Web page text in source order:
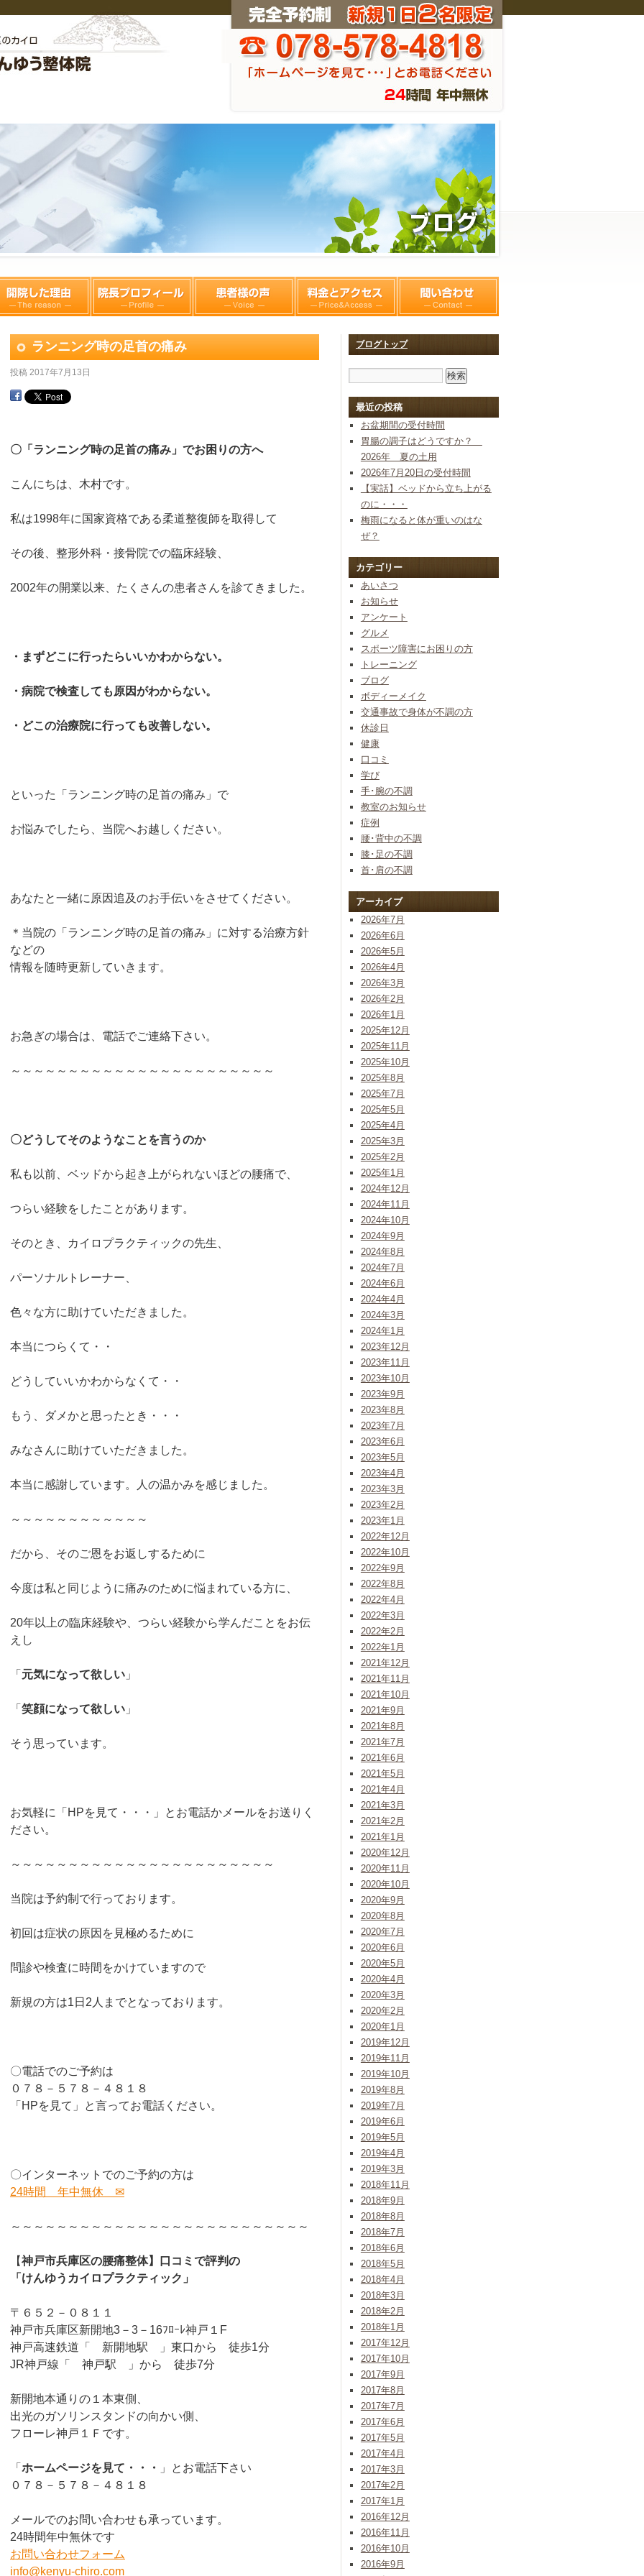
ブログトップ
最近の投稿
お盆期間の受付時間
胃腸の調子はどうですか？
2026年 夏の土用
2026年7月20日の受付時間
【実話】ベッドから立ち上がる
のに・・・
梅雨になると体が重いのはな
ぜ？
カテゴリー
あいさつ
お知らせ
アンケート
グルメ
スポーツ障害にお困りの方
トレーニング
ブログ
ボディーメイク
交通事故で身体が不調の方
休診日
健康
口コミ
学び
手･腕の不調
教室のお知らせ
症例
腰･背中の不調
膝･足の不調
首･肩の不調
アーカイブ
2026年7月
2026年6月
2026年5月
2026年4月
2026年3月
2026年2月
2026年1月
2025年12月
2025年11月
2025年10月
2025年8月
2025年7月
2025年5月
2025年4月
2025年3月
2025年2月
2025年1月
2024年12月
2024年11月
2024年10月
2024年9月
2024年8月
2024年7月
2024年6月
2024年4月
2024年3月
2024年1月
2023年12月
2023年11月
2023年10月
2023年9月
2023年8月
2023年7月
2023年6月
2023年5月
2023年4月
2023年3月
2023年2月
2023年1月
2022年12月
2022年10月
2022年9月
2022年8月
2022年4月
2022年3月
2022年2月
2022年1月
2021年12月
2021年11月
2021年10月
2021年9月
2021年8月
2021年7月
2021年6月
2021年5月
2021年4月
2021年3月
2021年2月
2021年1月
2020年12月
2020年11月
2020年10月
2020年9月
2020年8月
2020年7月
2020年6月
2020年5月
2020年4月
2020年3月
2020年2月
2020年1月
2019年12月
2019年11月
2019年10月
2019年8月
2019年7月
2019年6月
2019年5月
2019年4月
2019年3月
2018年11月
2018年9月
2018年8月
2018年7月
2018年6月
2018年5月
2018年4月
2018年3月
2018年2月
2018年1月
2017年12月
2017年10月
2017年9月
2017年8月
2017年7月
2017年6月
2017年5月
2017年4月
2017年3月
2017年2月
2017年1月
2016年12月
2016年11月
2016年10月
2016年9月
ランニング時の足首の痛み
投稿 2017年7月13日
〇「ランニング時の足首の痛み」でお困りの方へ
こんにちは、木村です。
私は1998年に国家資格である柔道整復師を取得して
その後、整形外科・接骨院での臨床経験、
2002年の開業以来、たくさんの患者さんを診てきました。
・まずどこに行ったらいいかわからない。
・病院で検査しても原因がわからない。
・どこの治療院に行っても改善しない。
といった「ランニング時の足首の痛み」で
お悩みでしたら、当院へお越しください。
あなたと一緒に原因追及のお手伝いをさせてください。
＊当院の「ランニング時の足首の痛み」に対する治療方針
などの
情報を随時更新していきます。
お急ぎの場合は、電話でご連絡下さい。
～～～～～～～～～～～～～～～～～～～～～～～
〇どうしてそのようなことを言うのか
私も以前、ベッドから起き上がられないほどの腰痛で、
つらい経験をしたことがあります。
そのとき、カイロプラクティックの先生、
パーソナルトレーナー、
色々な方に助けていただきました。
本当につらくて・・
どうしていいかわからなくて・・
もう、ダメかと思ったとき・・・
みなさんに助けていただきました。
本当に感謝しています。人の温かみを感じました。
～～～～～～～～～～～～
だから、そのご恩をお返しするために
今度は私と同じように痛みのために悩まれている方に、
20年以上の臨床経験や、つらい経験から学んだことをお伝
えし
「 元気になって欲しい 」
「 笑顔になって欲しい 」
そう思っています。
お気軽に「HPを見て・・・」とお電話かメールをお送りく
ださい。
～～～～～～～～～～～～～～～～～～～～～～～
当院は予約制で行っております。
初回は症状の原因を見極めるために
問診や検査に時間をかけていますので
新規の方は1日2人までとなっております。
〇電話でのご予約は
０７８－５７８－４８１８
「HPを見て」と言ってお電話ください。
〇インターネットでのご予約の方は
24時間 年中無休 ✉
～～～～～～～～～～～～～～～～～～～～～～～～～～
【神戸市兵庫区の腰痛整体】口コミで評判の
「けんゆうカイロプラクティック」
〒６５２－０８１１
神戸市兵庫区新開地3－3－16ﾌﾛｰﾚ神戸１F
神戸高速鉄道「 新開地駅 」東口から 徒歩1分
JR神戸線「 神戸駅 」から 徒歩7分
新開地本通りの１本東側、
出光のガソリンスタンドの向かい側、
フローレ神戸１Ｆです。
「 ホームページを見て・・・
」とお電話下さい
０７８－５７８－４８１８
メールでのお問い合わせも承っています。
24時間年中無休です
お問い合わせフォーム
info@kenyu-chiro.com